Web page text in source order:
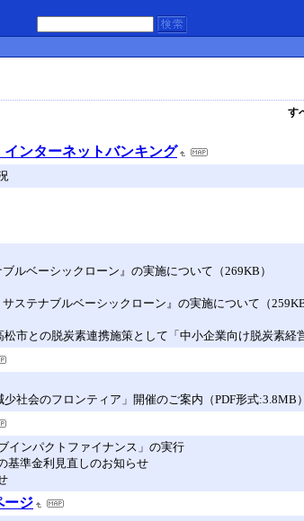
す
インターネットバンキング
ルベーシックローン』の実施について（269KB）
ステナブルベーシックローン』の実施について（259KB
松市との脱炭素連携施策として「中小企業向け脱炭素経
社会のフロンティア」開催のご案内（PDF形式:3.8MB）
インパクトファイナンス」の実行
基準金利見直しのお知らせ
ージ